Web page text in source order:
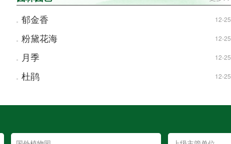
郁金香 12-25
粉黛花海 12-25
月季 12-25
杜鹃 12-25